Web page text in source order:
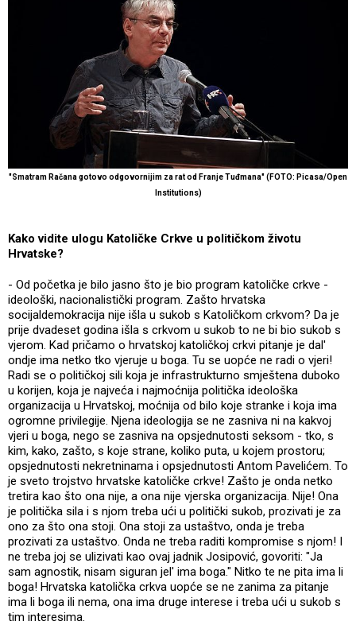
"Smatram Račana gotovo odgovornijim za rat od Franje Tuđmana" (FOTO: Picasa/Open
Institutions)
Kako vidite ulogu Katoličke Crkve u političkom životu
Hrvatske?
- Od početka je bilo jasno što je bio program katoličke crkve -
ideološki, nacionalistički program. Zašto hrvatska
socijaldemokracija nije išla u sukob s Katoličkom crkvom? Da je
prije dvadeset godina išla s crkvom u sukob to ne bi bio sukob s
vjerom. Kad pričamo o hrvatskoj katoličkoj crkvi pitanje je dal'
ondje ima netko tko vjeruje u boga. Tu se uopće ne radi o vjeri!
Radi se o političkoj sili koja je infrastrukturno smještena duboko
u korijen, koja je najveća i najmoćnija politička ideološka
organizacija u Hrvatskoj, moćnija od bilo koje stranke i koja ima
ogromne privilegije. Njena ideologija se ne zasniva ni na kakvoj
vjeri u boga, nego se zasniva na opsjednutosti seksom - tko, s
kim, kako, zašto, s koje strane, koliko puta, u kojem prostoru;
opsjednutosti nekretninama i opsjednutosti Antom Pavelićem. To
je sveto trojstvo hrvatske katoličke crkve! Zašto je onda netko
tretira kao što ona nije, a ona nije vjerska organizacija. Nije! Ona
je politička sila i s njom treba ući u politički sukob, prozivati je za
ono za što ona stoji. Ona stoji za ustaštvo, onda je treba
prozivati za ustaštvo. Onda ne treba raditi kompromise s njom! I
ne treba joj se ulizivati kao ovaj jadnik Josipović, govoriti: "Ja
sam agnostik, nisam siguran jel' ima boga." Nitko te ne pita ima li
boga! Hrvatska katolička crkva uopće se ne zanima za pitanje
ima li boga ili nema, ona ima druge interese i treba ući u sukob s
tim interesima.